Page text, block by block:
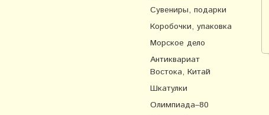
Сувениры, подарки
Коробочки, упаковка
Морское дело
Антиквариат
Востока, Китай
Шкатулки
Олимпиада–80